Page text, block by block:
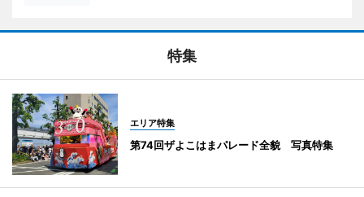
特集
エリア特集
第74回ザよこはまパレード全貌 写真特集